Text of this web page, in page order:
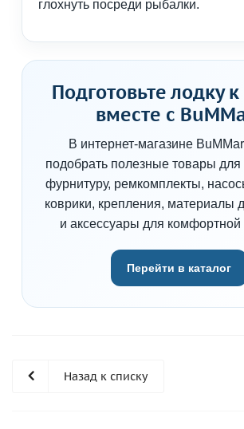
глохнуть посреди рыбалки.
Подготовьте лодку к
вместе с
В интернет-магазине
подобрать полезные товары
фурнитуру, ремкомплекты,
коврики, крепления, материалы
и аксессуары для
Перейти в каталог
Назад к списку